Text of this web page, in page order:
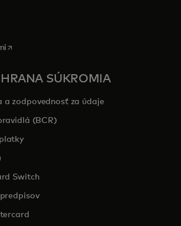
tab
opens in a new tab
SÚKROMIA
a zodpovednosť za údaje
(BCR)
in a new tab
Switch